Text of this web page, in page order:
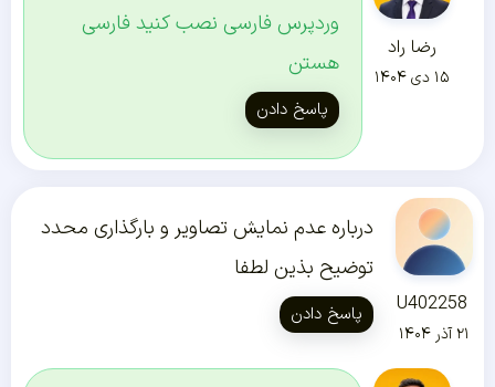
رضا راد
۱۵ دی ۱۴۰۴
وردپرس فارسی نصب کنید فارسی
هستن
پاسخ دادن
U402258
۲۱ آذر ۱۴۰۴
درباره عدم نمایش تصاویر و بارگذاری محدد
توضیح بذین لطفا
پاسخ دادن